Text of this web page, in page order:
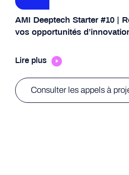
AMI Deeptech Starter #10 |
vos opportunités
Lire plus
Consulter les appels à